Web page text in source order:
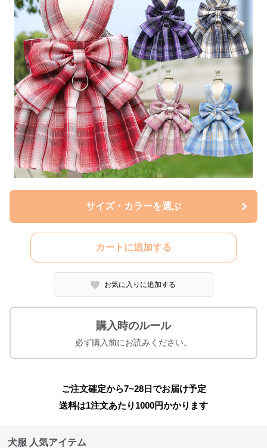
サイズ・カラーを選ぶ
カートに追加する
お気に入りに追加する
購入時のルール
必ず購入前にお読みください。
ご注文確定から7~28日でお届け予定
送料は1注文あたり 1000円かかります
犬服 人気アイテム